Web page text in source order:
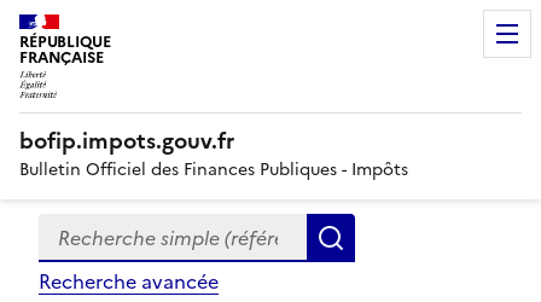
RÉPUBLIQUE
FRANÇAISE
bofip.impots.gouv.fr
Bulletin Officiel des Finances Publiques - Impôts
Formulaire
de
recherche
Recherche simple (références, mots clés, partie du
Recherche avancée